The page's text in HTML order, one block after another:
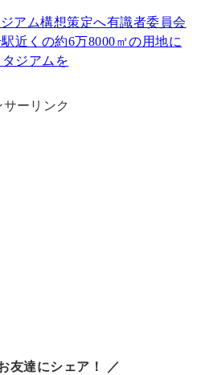
アム構想策定へ有識者委員会
近くの約6万8000㎡の用地に
ジアムを
サーリンク
友達にシェア！ ／